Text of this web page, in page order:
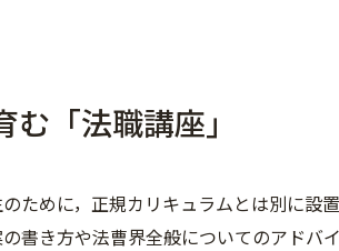
む「法職講座」
ために，正規カリキュラムとは別に設
書き方や法曹界全般についてのアドバ